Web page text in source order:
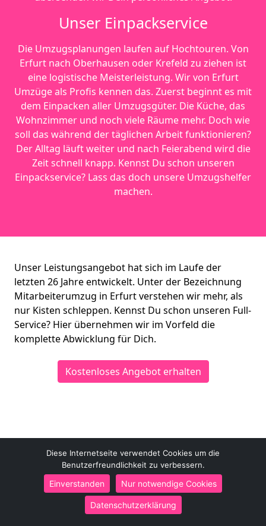
Unser Einpackservice
Die Umzugsplanungen laufen auf Hochtouren. Von
Erfurt nach Oberhausen oder Krefeld zu ziehen ist
eine logistische Meisterleistung. Wir von Erfurt
Umzüge als Profis kennen das. Zuerst beginnt es mit
dem Einpacken aller Umzugsgüter. Die Küche, das
Wohnzimmer und noch viele Räume mehr. Doch wie
soll das während der täglichen Arbeit funktionieren?
Der Alltag läuft weiter und nach Feierabend wird die
Zeit schnell knapp. Kennst Du schon unseren
Einpackservice? Lass das doch unsere Umzugshelfer
machen.
Unser Leistungsangebot hat sich im Laufe der
letzten 26 Jahre entwickelt. Unter der Bezeichnung
Mitarbeiterumzug in Erfurt verstehen wir mehr, als
nur Kisten schleppen. Kennst Du schon unseren Full-
Service? Hier übernehmen wir im Vorfeld die
komplette Abwicklung für Dich.
Kostenloses Angebot erhalten
Erfurt Umzüge
Mirko Groß
Magdeburger Allee 165
Diese Internetseite verwendet Cookies um die
Benutzerfreundlichkeit zu verbessern.
Einverstanden Nur notwendige Cookies
Datenschutzerklärung